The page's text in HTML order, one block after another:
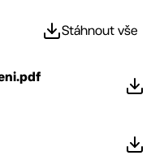
Stáhnout vše